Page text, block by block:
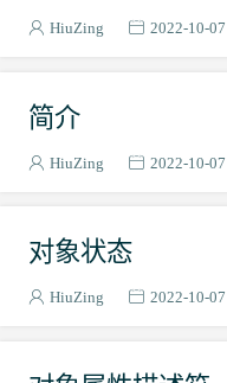
HiuZing 2022-10-07
简介
HiuZing 2022-10-07
对象状态
HiuZing 2022-10-07